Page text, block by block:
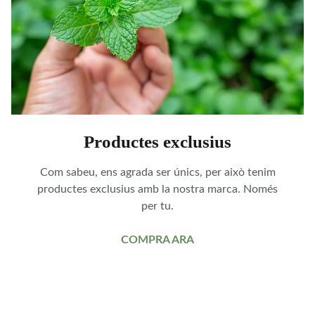
Productes exclusius
Com sabeu, ens agrada ser únics, per això tenim
productes exclusius amb la nostra marca. Només
per tu.
COMPRA ARA